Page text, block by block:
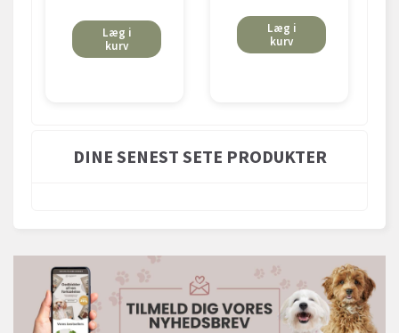
Læg i
kurv
Læg i
kurv
DINE SENEST SETE PRODUKTER